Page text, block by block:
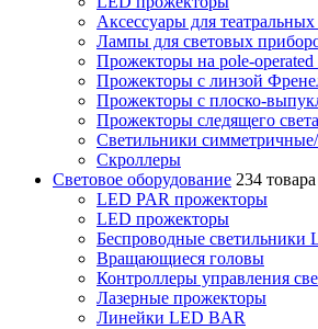
Аксессуары для
Лампы для световых
Прожекторы на pole-operated
Прожекторы с линзой
Прожекторы с плоско-
Прожекторы следящего
Светильники
Скроллеры
Световое оборудование 234 товара
LED PAR прожекторы
LED прожекторы
Беспроводные светильники
Вращающиеся головы
Контроллеры управления
Лазерные прожекторы
Линейки LED BAR